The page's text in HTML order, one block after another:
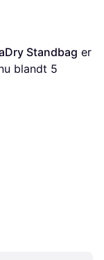
Standbag
blandt 5